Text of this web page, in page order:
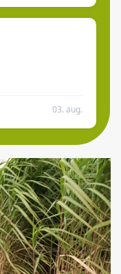
03. aug.